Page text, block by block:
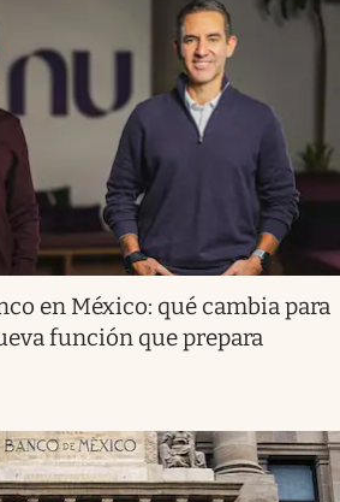
en México: qué cambia para
función que prepara